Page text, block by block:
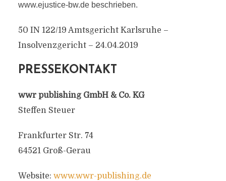
www.ejustice-bw.de beschrieben.
50 IN 122/19 Amtsgericht Karlsruhe –
Insolvenzgericht – 24.04.2019
PRESSEKONTAKT
wwr publishing GmbH & Co. KG
Steffen Steuer
Frankfurter Str. 74
64521 Groß-Gerau
Website: www.wwr-publishing.de